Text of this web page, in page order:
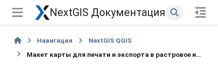
NextGIS Документация
Навигация
NextGIS QGIS
Макет карты для печати и экспорта в растровое изображение